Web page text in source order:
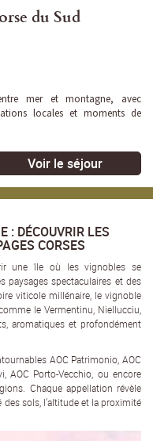
du Sud
mer et montagne, avec
locales et moments de
Voir le séjour
: DÉCOUVRIR LES
CORSES
une île où les vignobles se
paysages spectaculaires et des
viticole millénaire, le vignoble
le Vermentinu, Niellucciu,
aromatiques et profondément
AOC Patrimonio, AOC
AOC Porto-Vecchio, ou encore
Chaque appellation révèle
sols, l’altitude et la proximité